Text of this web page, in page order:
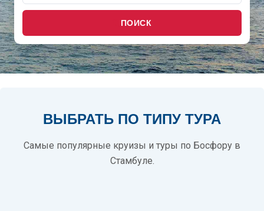
ПОИСК
ВЫБРАТЬ ПО ТИПУ ТУРА
Самые популярные круизы и туры по Босфору в
Стамбуле.